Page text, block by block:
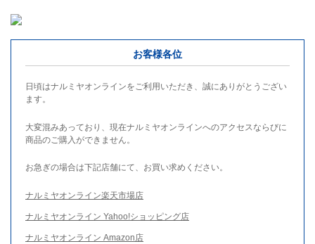
お客様各位
日頃はナルミヤオンラインをご利用いただき、誠にありがとうござい
ます。
大変混みあっており、現在ナルミヤオンラインへのアクセスならびに
商品のご購入ができません。
お急ぎの場合は下記店舗にて、お買い求めください。
ナルミヤオンライン楽天市場店
ナルミヤオンライン Yahoo!ショッピング店
ナルミヤオンライン Amazon店